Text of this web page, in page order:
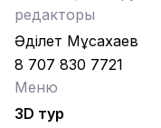
редакторы
Әділет Мұсахаев
8 707 830 7721
Меню
3D тур